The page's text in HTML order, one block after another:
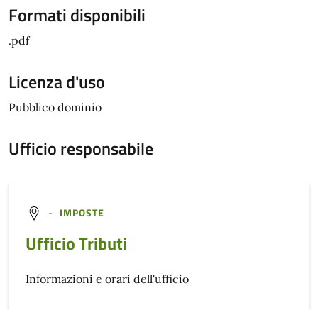
Formati disponibili
.pdf
Licenza d'uso
Pubblico dominio
Ufficio responsabile
- IMPOSTE
Ufficio Tributi
Informazioni e orari dell'ufficio